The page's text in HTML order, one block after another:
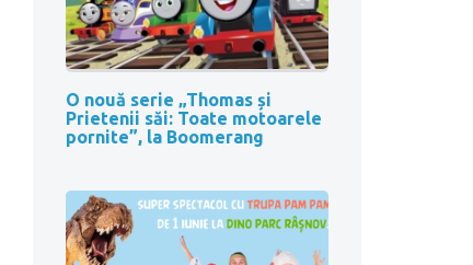
O nouă serie „Thomas și
Prietenii săi: Toate motoarele
pornite”, la Boomerang